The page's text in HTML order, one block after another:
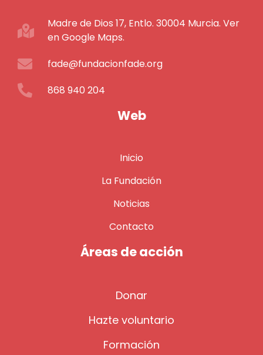
Madre de Dios 17, Entlo. 30004 Murcia. Ver
en Google Maps.
fade@fundacionfade.org
868 940 204
Web
Inicio
La Fundación
Noticias
Contacto
Áreas de acción
Donar
Hazte voluntario
Formación